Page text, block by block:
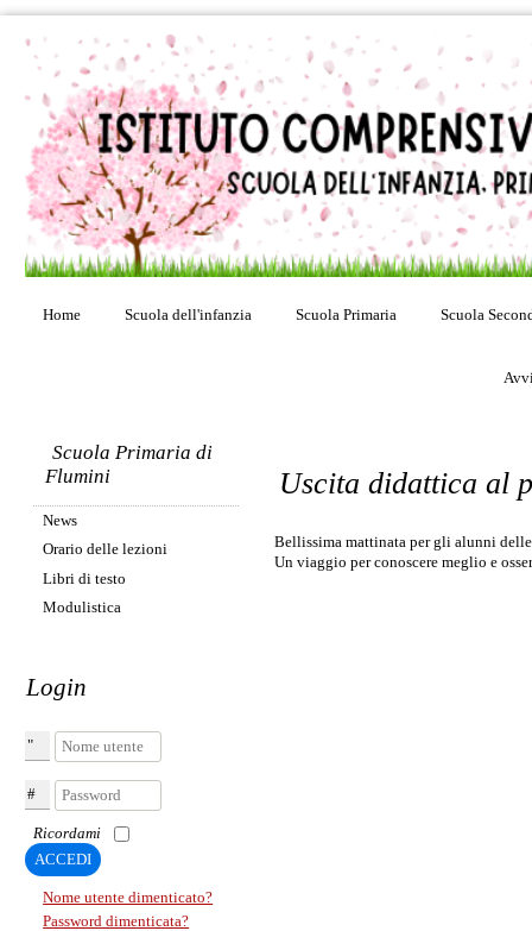
Home Scuola dell'infanzia Scuola Primaria Scuola
Scuola Primaria di
Flumini
News
Orario delle lezioni
Libri di testo
Modulistica
Login
Nome utente
Password
Ricordami
ACCEDI
Nome utente dimenticato?
Password dimenticata?
Uscita didattica al
Bellissima mattinata per gli alunni
Un viaggio per conoscere meglio e